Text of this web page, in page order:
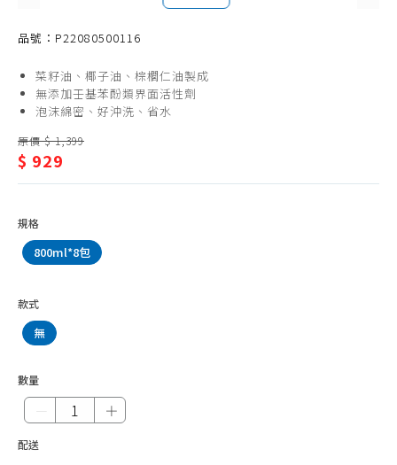
家
用
清
潔/
洗
碗
精
掃把、週邊配件
清潔工具
抹布、菜瓜布
垃圾桶
清潔劑品
環境抗菌、防護用品
防蚊、驅蚊、除蠅
除濕、防霉劑品
除臭、芳香
水管疏通
防水噴霧
品號：P22080500116
菜籽油、椰子油、棕櫚仁油製成
無添加壬基苯酚類界面活性劑
泡沫綿密、好沖洗、省水
原價 $ 1,399
$ 929
規格
800ml*8包
款式
無
數量
＋
配送